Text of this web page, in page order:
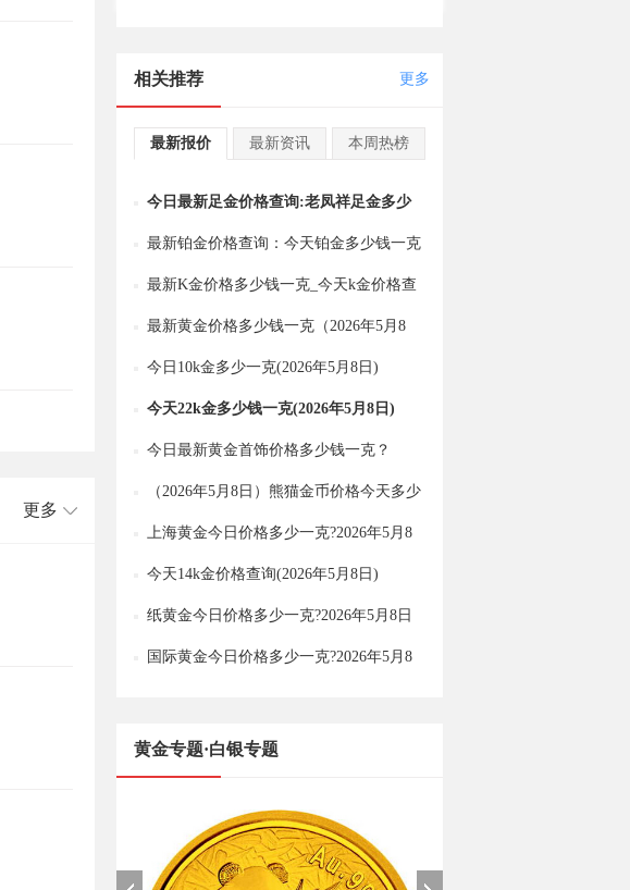
更多
相关推荐 更多
最新报价 最新资讯 本周热榜
今日最新足金价格查询:老凤祥足金多少
钱一克（2026年5月8日）
最新铂金价格查询：今天铂金多少钱一克
（2026年5月8日）
最新K金价格多少钱一克_今天k金价格查
询（2026年5月8日）
最新黄金价格多少钱一克（2026年5月8
日）
今日10k金多少一克(2026年5月8日)
今天22k金多少钱一克(2026年5月8日)
今日最新黄金首饰价格多少钱一克？
（2026年5月8日）
（2026年5月8日）熊猫金币价格今天多少
一克
上海黄金今日价格多少一克?2026年5月8
日上海黄金价格查询
今天14k金价格查询(2026年5月8日)
纸黄金今日价格多少一克?2026年5月8日
纸黄金价格查询
国际黄金今日价格多少一克?2026年5月8
黄金专题·白银专题